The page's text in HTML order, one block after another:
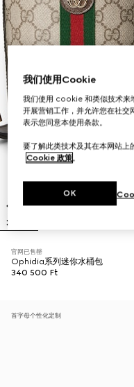
官网已售罄
Ophidia系列迷你水桶包
340 500 Ft
首字母个性化定制
我们使用Cookie
我们使用 cookie 和类似技术来
开展营销工作，并允许您在社交
表示您同意本使用条款。
要了解此类技术及其在本网站上
Cookie 政策。
OK